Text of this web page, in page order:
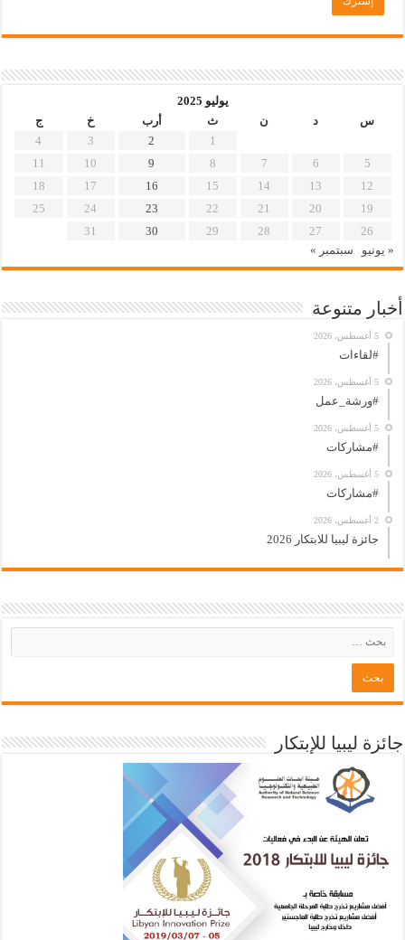
يوليو 2025
س
د ن ث أرب خ
ج
1
2
3
4
5
6
7
8
9
10
11
12
13
14
15
16
17
18
19
20
21
22
23
24
25
26
27
28
29
30
31
« يونيو
سبتمبر »
أخبار متنوعة
5 أغسطس، 2026
#لقاءات
5 أغسطس، 2026
#ورشة_عمل
5 أغسطس، 2026
#مشاركات
5 أغسطس، 2026
#مشاركات
2 أغسطس، 2026
جائزة ليبيا للابتكار 2026
جائزة ليبيا للإبتكار